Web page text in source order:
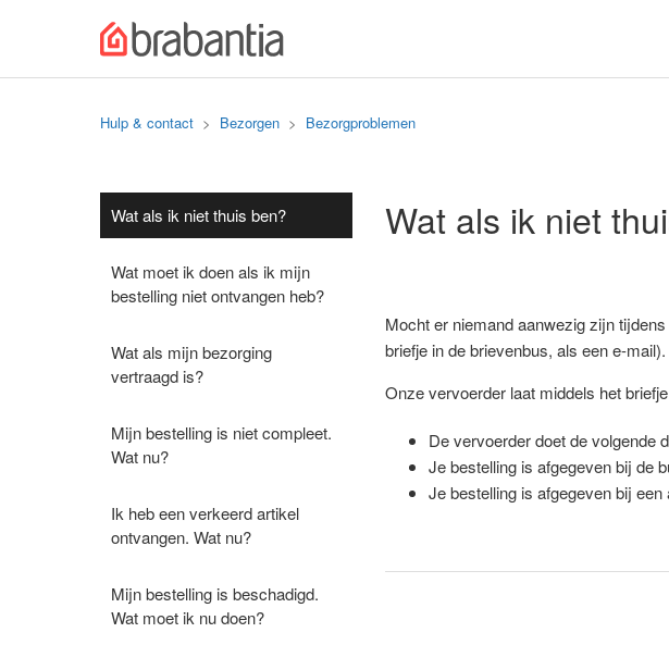
Hulp & contact Bezorgen Bezorgproblemen
Wat als ik niet thuis ben?
Wat moet ik doen als ik mijn
bestelling niet ontvangen heb?
Wat als mijn bezorging
vertraagd is?
Mijn bestelling is niet compleet.
Wat nu?
Ik heb een verkeerd artikel
ontvangen. Wat nu?
Mijn bestelling is beschadigd.
Wat moet ik nu doen?
Wat als ik niet
Mocht er niemand aanwezig zijn
briefje in de brievenbus, als een e-
Onze vervoerder laat middels het
De vervoerder doet de volgende
Je bestelling is afgegeven bij de
Je bestelling is afgegeven bij een